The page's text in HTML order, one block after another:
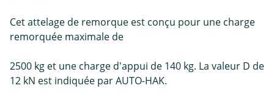
Cet attelage de remorque est conçu pour une charge
remorquée maximale de
2500 kg et une charge d'appui de 140 kg. La valeur D de
12 kN est indiquée par AUTO-HAK.